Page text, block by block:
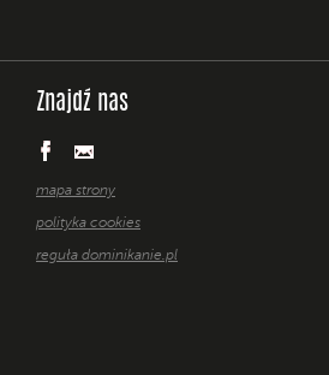
Znajdź nas
mapa strony
polityka cookies
reguła dominikanie.pl